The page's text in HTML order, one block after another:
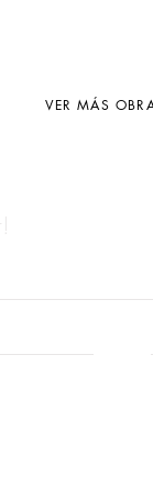
VER MÁS